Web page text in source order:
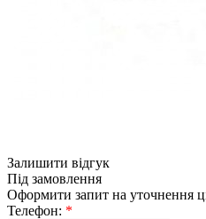
Залишити відгук
Під замовлення
Оформити запит на уточнення
Телефон: *